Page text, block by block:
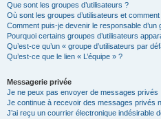
Que sont les groupes d’utilisateurs ?
Où sont les groupes d’utilisateurs et
Comment puis-je devenir le responsable d’un
Pourquoi certains groupes d’utilisateurs
Qu’est-ce qu’un « groupe d’utilisateurs par
Qu’est-ce que le lien « L’équipe » ?
Messagerie privée
Je ne peux pas envoyer de messages privés !
Je continue à recevoir des messages privés
J’ai reçu un courrier électronique indésirable